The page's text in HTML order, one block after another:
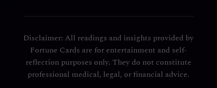
Disclaimer: All readings and insights provided by
Fortune Cards are for entertainment and self-
reflection purposes only. They do not constitute
professional medical, legal, or financial advice.